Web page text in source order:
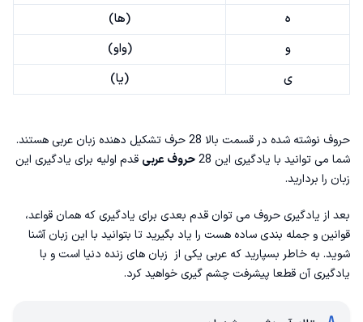
ه
(ها)
و
(واو)
ی
(یا)
حروف نوشته شده در قسمت بالا 28 حرف تشکیل دهنده زبان عربی هستند.
شما می توانید با یادگیری این 28
حروف عربی قدم اولیه برای یادگیری این
زبان را بردارید.
بعد از یادگیری حروف می توان قدم بعدی برای یادگیری که همان قواعد،
قوانین و جمله بندی ساده هست را یاد بگیرید تا بتوانید با این زبان آشنا
شوید. به خاطر بسپارید که عربی یکی از زبان های زنده دنیا است و با
یادگیری آن قطعا پیشرفت چشم گیری خواهید کرد.